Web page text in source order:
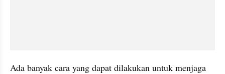
Ada banyak cara yang dapat dilakukan untuk menjaga